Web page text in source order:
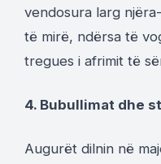
vendosura larg
të mirë, ndërsa të
tregues i afrimit të
4. Bubullimat dhe
Augurët dilnin në